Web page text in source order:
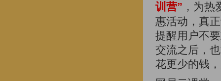
训营” ，为
惠活动，真
提醒用户不
交流之后，
花更少的钱